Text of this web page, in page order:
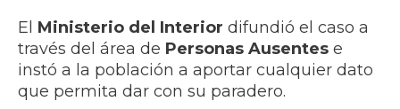
El Ministerio del Interior difundió el caso a
través del área de Personas Ausentes e
instó a la población a aportar cualquier dato
que permita dar con su paradero.